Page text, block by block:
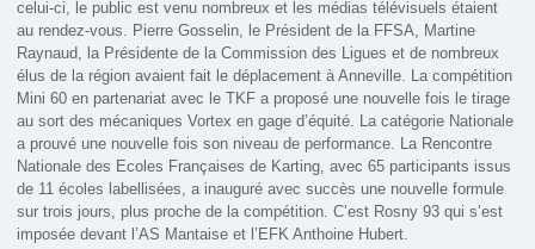
celui-ci, le public est venu nombreux et les médias télévisuels étaient
au rendez-vous. Pierre Gosselin, le Président de la FFSA, Martine
Raynaud, la Présidente de la Commission des Ligues et de nombreux
élus de la région avaient fait le déplacement à Anneville. La compétition
Mini 60 en partenariat avec le TKF a proposé une nouvelle fois le tirage
au sort des mécaniques Vortex en gage d’équité. La catégorie Nationale
a prouvé une nouvelle fois son niveau de performance. La Rencontre
Nationale des Ecoles Françaises de Karting, avec 65 participants issus
de 11 écoles labellisées, a inauguré avec succès une nouvelle formule
sur trois jours, plus proche de la compétition. C’est Rosny 93 qui s’est
imposée devant l’AS Mantaise et l’EFK Anthoine Hubert.